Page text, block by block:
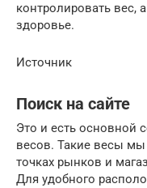
контролировать вес,
здоровье.
Источник
Поиск на сайте
Это и есть основной
весов. Такие весы
точках рынков и
Для удобного